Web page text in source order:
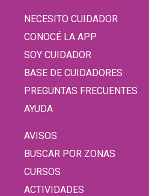
NECESITO CUIDADOR
CONOCÉ LA APP
SOY CUIDADOR
BASE DE CUIDADORES
PREGUNTAS FRECUENTES
AYUDA
AVISOS
BUSCAR POR ZONAS
CURSOS
ACTIVIDADES